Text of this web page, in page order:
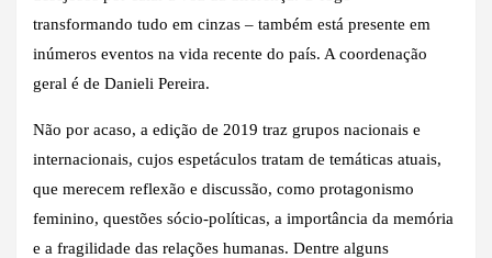
transformando tudo em cinzas – também está presente em
inúmeros eventos na vida recente do país. A coordenação
geral é de Danieli Pereira.
Não por acaso, a edição de 2019 traz grupos nacionais e
internacionais, cujos espetáculos tratam de temáticas atuais,
que merecem reflexão e discussão, como protagonismo
feminino, questões sócio-políticas, a importância da memória
e a fragilidade das relações humanas. Dentre alguns